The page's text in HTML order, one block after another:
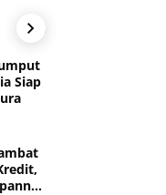
NarasiNews.com
Siap